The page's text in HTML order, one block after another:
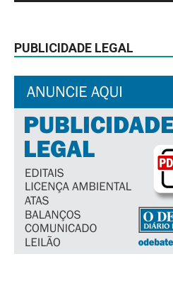
PUBLICIDADE LEGAL